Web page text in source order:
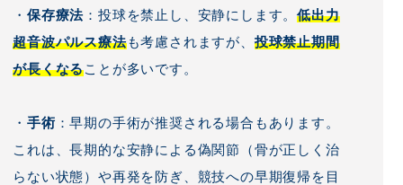
・保存療法 ：投球を禁止し、安静にします。低出力
超音波パルス療法も考慮されますが、 投球禁止期間
が長くなることが多いです。
・手術 ：早期の手術が推奨される場合もあります。
これは、長期的な安静による偽関節（骨が正しく治
らない状態）や再発を防ぎ、競技への早期復帰を目